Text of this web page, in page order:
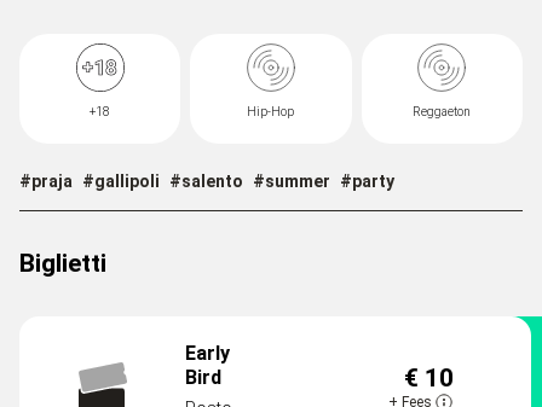
+18 Hip-Hop Reggaeton
#praja #gallipoli #salento #summer #party
Biglietti
Early
Bird
€ 10
+ Fees
DISPONIBILI